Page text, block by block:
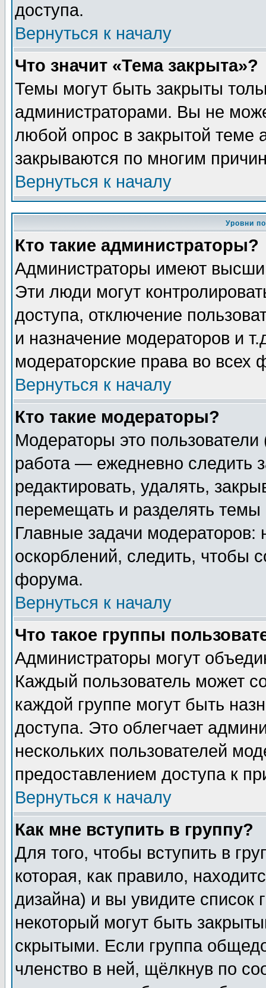
доступа.
Вернуться к началу
Что значит «Тема закрыта»?
Темы могут быть закрыты
администраторами. Вы не
любой опрос в закрытой теме
закрываются по многим
Вернуться к началу
Уровни
Кто такие администраторы?
Администраторы имеют
Эти люди могут
доступа, отключение
и назначение модераторов и
модераторские права во всех
Вернуться к началу
Кто такие модераторы?
Модераторы это
работа — ежедневно следить
редактировать, удалять,
перемещать и разделять
Главные задачи
оскорблений, следить, чтобы
форума.
Вернуться к началу
Что такое группы
Администраторы могут
Каждый пользователь может
каждой группе могут быть
доступа. Это облегчает
нескольких пользователей
предоставлением доступа к
Вернуться к началу
Как мне вступить в группу?
Для того, чтобы вступить в
которая, как правило,
дизайна) и вы увидите список
некоторый могут быть
скрытыми. Если группа
членство в ней, щёлкнув по